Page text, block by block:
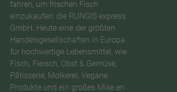
fahren, um frischen Fisch
einzukaufen: die RUNGIS express
GmbH. Heute eine der größten
Handelsgesellschaften in Europa
für hochwertige Lebensmittel, wie
Fisch, Fleisch, Obst & Gemüse,
Pâtisserie, Molkerei, Vegane
Produkte und ein großes Mise en